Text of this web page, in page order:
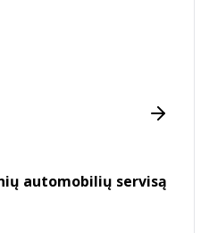
automobilių servisą